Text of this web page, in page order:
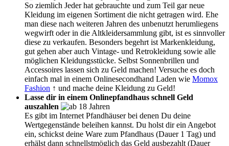
So ziemlich Jeder hat gebrauchte und zum Teil gar neue
Kleidung im eigenen Sortiment die nicht getragen wird. Ehe
man diese nach weiteren Jahren des unbenutzt herumliegens
wegwirft oder in die Altkleidersammlung gibt, ist es sinnvoller
diese zu verkaufen. Besonders begehrt ist Markenkleidung,
gut gehen aber auch Vintage- und Retrokleidung sowie alle
möglichen Kleidungsstücke. Selbst Sonnenbrillen und
Accessoires lassen sich zu Geld machen! Versuche es doch
einfach mal in einem Onlinesecondhand Laden wie Momox
Fashion ↑ und mache deine Kleidung zu Geld!
Lasse dir in einem Onlinepfandhaus schnell Geld
auszahlen
Es gibt im Internet Pfandhäuser bei denen Du deine
Wertgegenstände beleihen kannst. Du holst dir ein Angebot
ein, schickst deine Ware zum Pfandhaus (Dauer 1 Tag) und
erhälst dann schnellstmöglich das Geld ausbezahlt (Dauer